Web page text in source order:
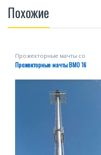
Похожие
Прожекторные мачты со
стационарной короной
Прожекторные мачты ВМО 16